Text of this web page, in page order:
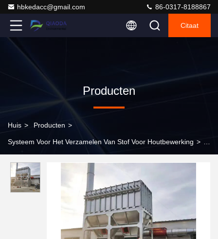
hbkedacc@gmail.com 86-0317-8188867
Citaat
Producten
Huis > Producten >
Systeem Voor Het Verzamelen Van Stof Voor Houtbewerking >
Valve